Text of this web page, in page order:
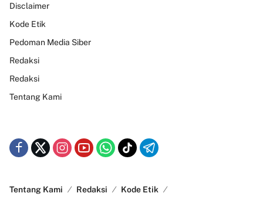
Disclaimer
Kode Etik
Pedoman Media Siber
Redaksi
Redaksi
Tentang Kami
Tentang Kami Redaksi
Kode Etik